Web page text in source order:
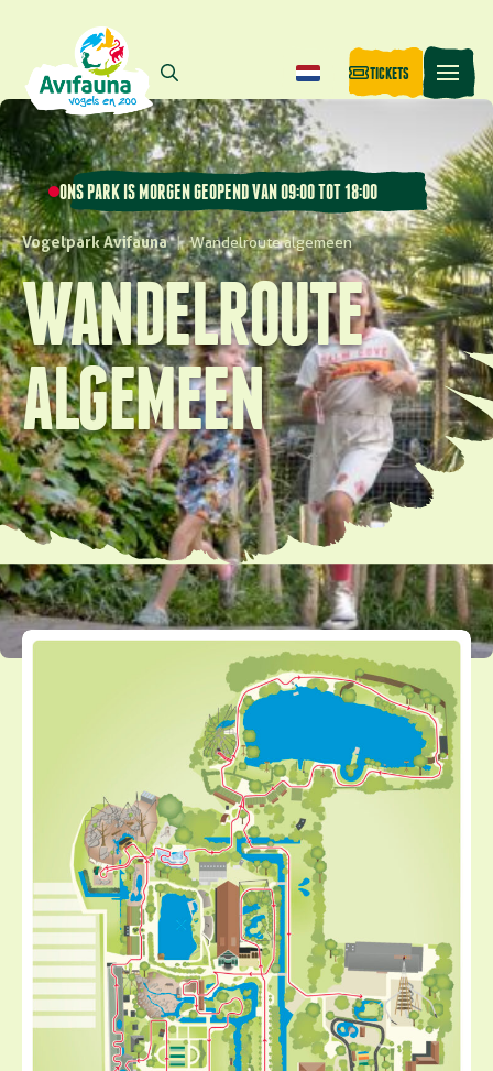
TICKETS
ONS PARK IS MORGEN GEOPEND VAN 09:00 TOT 18:00
Vogelpark Avifauna | Wandelroute algemeen
WANDELROUTE
ALGEMEEN